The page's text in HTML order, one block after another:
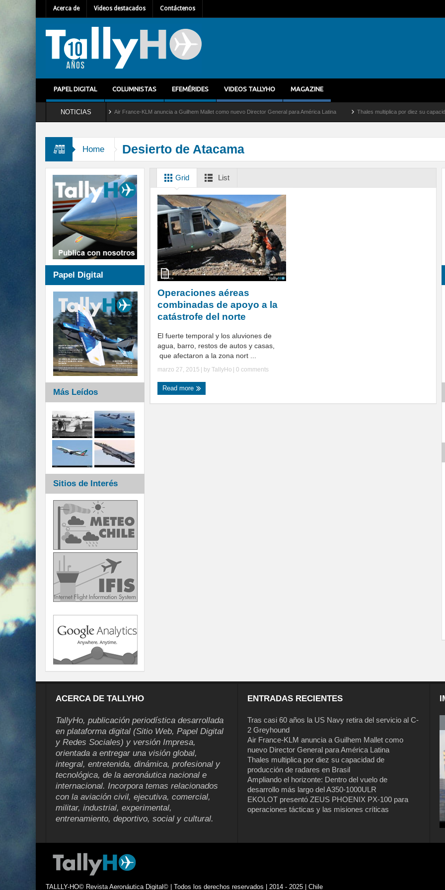
Acerca de Videos destacados Contáctenos
PAPEL DIGITAL COLUMNISTAS EFEMÉRIDES VIDEOS TALLYHO MAGAZINE
NOTICIAS
servicio al C-2 Greyhound Air France-KLM anuncia a Guilhem Mallet como nuevo Director General para América Latina Thales multiplica por diez su capacidad de
Home Desierto de Atacama
Grid List
Operaciones aéreas
combinadas de apoyo a la
catástrofe del norte
El fuerte temporal y los aluviones de
agua, barro, restos de autos y casas,
que afectaron a la zona nort ...
marzo 27, 2015 | by TallyHo 0 comments
Read more
Papel Digital
Más Leídos
Sitios de Interés
ACERCA DE TALLYHO
TallyHo, publicación periodística desarrollada
en plataforma digital (Sitio Web, Papel Digital
y Redes Sociales) y versión Impresa,
orientada a entregar una visión global,
integral, entretenida, dinámica, profesional y
tecnológica, de la aeronáutica nacional e
internacional. Incorpora temas relacionados
con la aviación civil, ejecutiva, comercial,
militar, industrial, experimental,
entrenamiento, deportivo, social y cultural.
ENTRADAS RECIENTES
Tras casi 60 años la US Navy retira del servicio al C-
2 Greyhound
Air France-KLM anuncia a Guilhem Mallet como
nuevo Director General para América Latina
Thales multiplica por diez su capacidad de
producción de radares en Brasil
Ampliando el horizonte: Dentro del vuelo de
desarrollo más largo del A350-1000ULR
EKOLOT presentó ZEUS PHOENIX PX-100 para
operaciones tácticas y las misiones críticas
Tras casi 60 años la US Navy retira del
servicio al C-2 Greyhound
TALLLY-HO© Revista Aeronáutica Digital© | Todos los derechos reservados | 2014 - 2025 | Chile